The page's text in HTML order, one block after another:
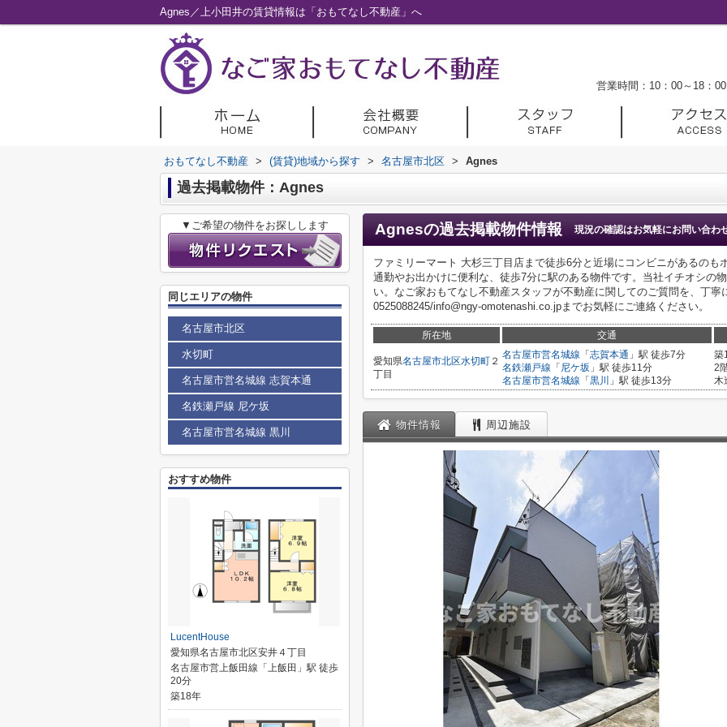
Agnes／上小田井の賃貸情報は「おもてなし不動産」へ
営業時間：10：00～18：00
おもてなし不動産 > (賃貸)地域から探す > 名古屋市北区 > Agnes
過去掲載物件：Agnes
Agnesの過去掲載物件情報 現況の確認はお気軽にお問い合わ
ファミリーマート 大杉三丁目店まで徒歩6分と近場にコンビニがあるのも
通勤やお出かけに便利な、徒歩7分に駅のある物件です。当社イチオシの
い。なご家おもてなし不動産スタッフが不動産に関してのご質問を、丁寧
0525088245/info@ngy-omotenashi.co.jpまでお気軽にご連絡ください。
所在地 交通
愛知県名古屋市北区水切町 ２
丁目
名古屋市営名城線 「 志賀本通 」駅 徒歩7分
名鉄瀬戸線 「 尼ケ坂 」駅 徒歩11分
名古屋市営名城線 「 黒川 」駅 徒歩13分
築
2
木
物件情報 周辺施設
▼ご希望の物件をお探しします
同じエリアの物件
名古屋市北区
水切町
名古屋市営名城線 志賀本通
名鉄瀬戸線 尼ケ坂
名古屋市営名城線 黒川
おすすめ物件
LucentHouse
愛知県名古屋市北区安井４丁目
名古屋市営上飯田線「上飯田」駅 徒歩
20分
築18年